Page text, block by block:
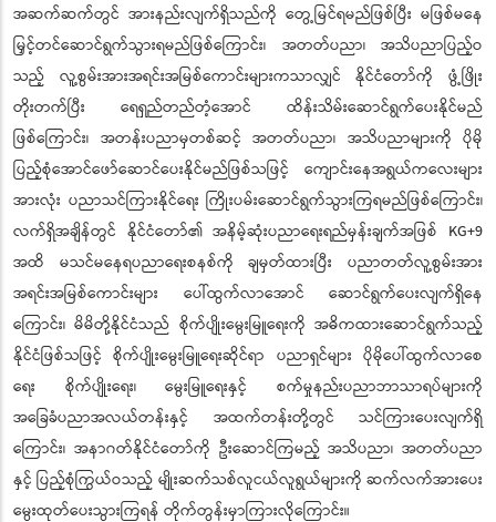
အဆက်ဆက်တွင် အားနည်းလျက်ရှိသည်ကို တွေ့မြင်ရမည်ဖြစ်ပြီး မဖြစ်မနေ
မြှင့်တင်ဆောင်ရွက်သွားရမည်ဖြစ်ကြောင်း၊ အတတ်ပညာ၊ အသိပညာပြည့်ဝ
သည့် လူ့စွမ်းအားအရင်းအမြစ်ကောင်းများကသာလျှင် နိုင်ငံတော်ကို ဖွံ့ဖြိုး
တိုးတက်ပြီး ရေရှည်တည်တံ့အောင် ထိန်းသိမ်းဆောင်ရွက်ပေးနိုင်မည်
ဖြစ်ကြောင်း၊ အတန်းပညာမှတစ်ဆင့် အတတ်ပညာ၊ အသိပညာများကို ပိုမို
ပြည့်စုံအောင်ဖော်ဆောင်ပေးနိုင်မည်ဖြစ်သဖြင့် ကျောင်းနေအရွယ်ကလေးများ
အားလုံး ပညာသင်ကြားနိုင်ရေး ကြိုးပမ်းဆောင်ရွက်သွားကြရမည်ဖြစ်ကြောင်း၊
လက်ရှိအချိန်တွင် နိုင်ငံတော်၏ အနိမ့်ဆုံးပညာရေးရည်မှန်းချက်အဖြစ် KG+9
အထိ မသင်မနေရပညာရေးစနစ်ကို ချမှတ်ထားပြီး ပညာတတ်လူ့စွမ်းအား
အရင်းအမြစ်ကောင်းများ ပေါ်ထွက်လာအောင် ဆောင်ရွက်ပေးလျက်ရှိနေ
ကြောင်း၊ မိမိတို့နိုင်ငံသည် စိုက်ပျိုးမွေးမြူရေးကို အဓိကထားဆောင်ရွက်သည့်
နိုင်ငံဖြစ်သဖြင့် စိုက်ပျိုးမွေးမြူရေးဆိုင်ရာ ပညာရှင်များ ပိုမိုပေါ်ထွက်လာစေ
ရေး စိုက်ပျိုးရေး၊ မွေးမြူရေးနှင့် စက်မှုနည်းပညာဘာသာရပ်များကို
အခြေခံပညာအလယ်တန်းနှင့် အထက်တန်းတို့တွင် သင်ကြားပေးလျက်ရှိ
ကြောင်း၊ အနာဂတ်နိုင်ငံတော်ကို ဦးဆောင်ကြမည့် အသိပညာ၊ အတတ်ပညာ
နှင့် ပြည့်စုံကြွယ်ဝသည့် မျိုးဆက်သစ်လူငယ်လူရွယ်များကို ဆက်လက်အားပေး
မွေးထုတ်ပေးသွားကြရန် တိုက်တွန်းမှာကြားလိုကြောင်း။